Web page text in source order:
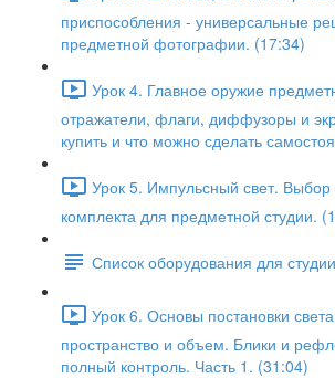
приспособления - универсальные
предметной фотографии. (17:34)
Урок 4. Главное оружие
отражатели, флаги, диффузоры и
купить и что можно сделать
Урок 5. Импульсный свет. Выбор
комплекта для предметной студии.
Список оборудования для
Урок 6. Основы постановки
пространство и объем. Блики и
полный контроль. Часть 1. (31:04)